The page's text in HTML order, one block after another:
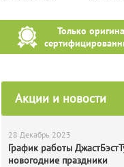
Только
Акции и новости
28 Декабрь 2023
График работы
новогодние праздники